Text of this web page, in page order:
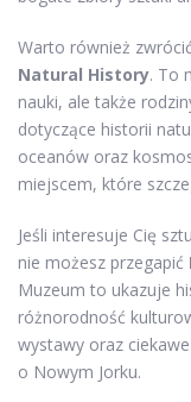
Warto również
Natural History. To
nauki, ale także
dotyczące historii
oceanów oraz
miejscem, które
Jeśli interesuje Cię
nie możesz przegapić
Muzeum to ukazuje
różnorodność
wystawy oraz
o Nowym Jorku.